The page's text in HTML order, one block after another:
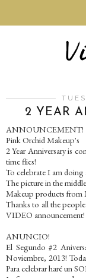
2 YEAR
ANNOUNCEMENT!
Pink Orchid Makeup's
2 Year Anniversary is
time flies!
To celebrate I am
The picture in the
Makeup products from
Thanks to all the
VIDEO announcement!
ANUNCIO!
El Segundo #2
Noviembre, 2013!
Para celebrar haré un